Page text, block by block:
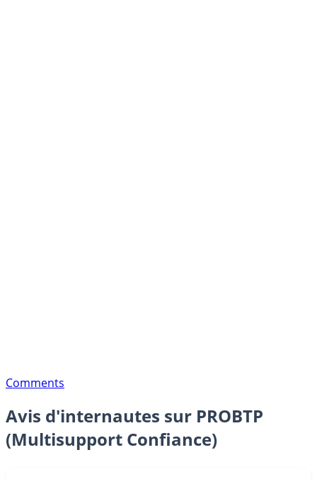
Comments
Avis d'internautes sur PROBTP
(Multisupport Confiance)